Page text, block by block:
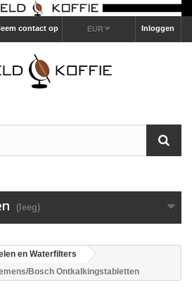
Inloggen
EUR
contact op
(leeg)
en Waterfilters
Bosch Ontkalkingstabletten